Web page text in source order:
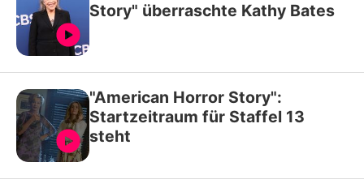
Story" überraschte Kathy Bates
"American Horror Story":
Startzeitraum für Staffel 13
steht